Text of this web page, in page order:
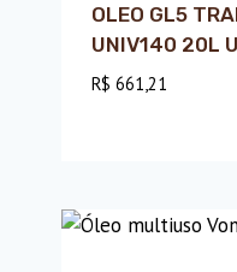
OLEO GL5
UNIV140 20L
R$ 661,21